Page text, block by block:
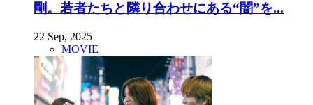
剛。若者たちと隣り合わせにある“闇”を...
22 Sep, 2025
MOVIE